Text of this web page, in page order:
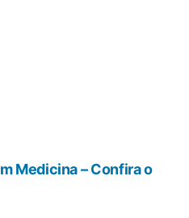
Medicina – Confira o